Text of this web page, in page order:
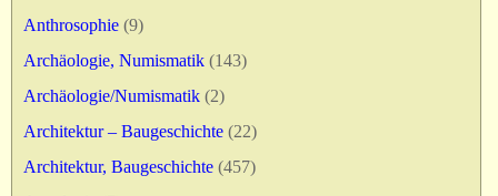
Anthrosophie (9)
Archäologie, Numismatik (143)
Archäologie/Numismatik (2)
Architektur – Baugeschichte (22)
Architektur, Baugeschichte (457)